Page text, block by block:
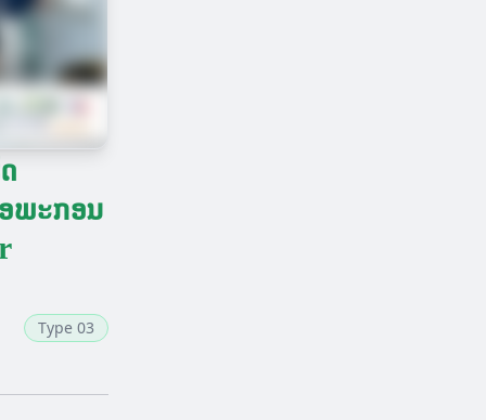
ພະກອນ
Type 03